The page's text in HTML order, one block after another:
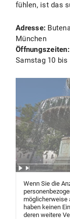
fühlen, ist das
Adresse:
München
Öffnungszeiten:
Samstag 10 bis
Wenn Sie die
möglicherweise
haben keinen
deren weitere